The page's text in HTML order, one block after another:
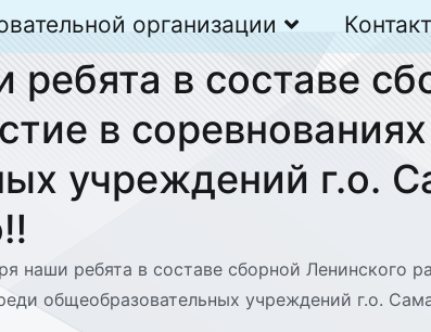
организации
ребята в составе
в
учреждений г.о.
наши ребята в составе сборной Ленинского
общеобразовательных учреждений г.о.